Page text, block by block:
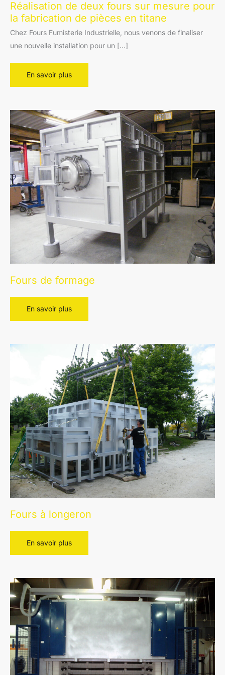
Réalisation de deux fours sur mesure pour
la fabrication de pièces en titane
Chez Fours Fumisterie Industrielle, nous venons de finaliser
une nouvelle installation pour un […]
Réalisation
deux
mesure
pour
la
fabrication
de
pièces
en
titane
En savoir plus
Fours de formage
Fours
formage
En savoir plus
Fours à longeron
Fours
longeron
En savoir plus